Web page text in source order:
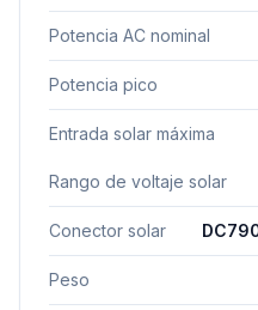
Potencia AC nominal
Potencia pico
Entrada solar máxima
Rango de voltaje solar
Conector solar
Peso